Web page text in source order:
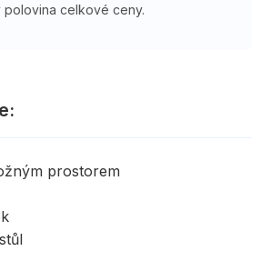
polovina celkové ceny.
prostorem